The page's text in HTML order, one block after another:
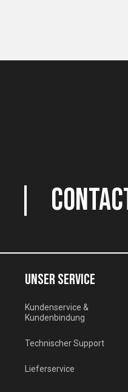
UNSER SERVICE
Kundenservice &
Kundenbindung
Technischer Support
Lieferservice